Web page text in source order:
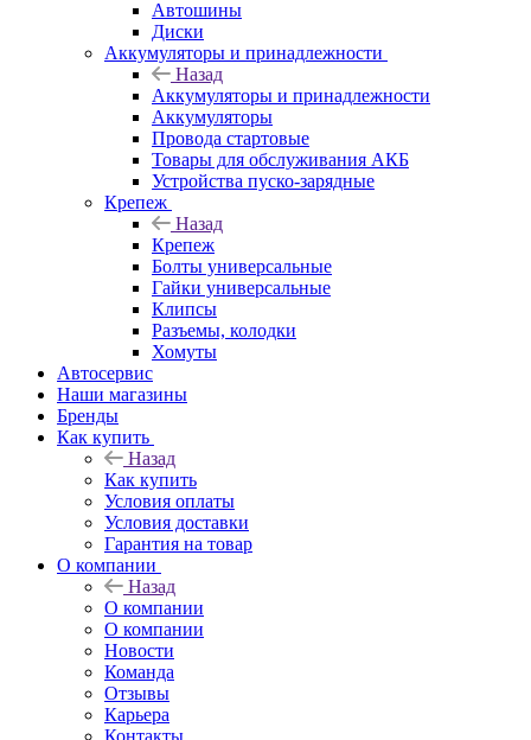
Автошины
Диски
Аккумуляторы и принадлежности
Назад
Аккумуляторы и принадлежности
Аккумуляторы
Провода стартовые
Товары для обслуживания АКБ
Устройства пуско-зарядные
Крепеж
Назад
Крепеж
Болты универсальные
Гайки универсальные
Клипсы
Разъемы, колодки
Хомуты
Автосервис
Наши магазины
Бренды
Как купить
Назад
Как купить
Условия оплаты
Условия доставки
Гарантия на товар
О компании
Назад
О компании
О компании
Новости
Команда
Отзывы
Карьера
Контакты